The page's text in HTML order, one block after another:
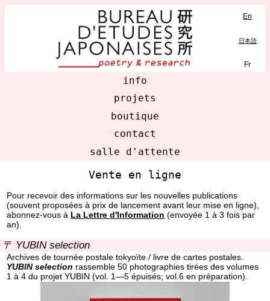
En
日本語
Fr
info
projets
boutique
contact
salle d'attente
Vente en ligne
MENU
Pour recevoir des informations sur les nouvelles publications
(souvent proposées à prix de lancement avant leur mise en ligne),
abonnez-vous à La Lettre d'Information (envoyée 1 à 3 fois par
an).
〒 YUBIN selection
Archives de tournée postale tokyoïte / livre de cartes postales.
YUBIN selection rassemble 50 photographies tirées des volumes
1 à 4 du projet YUBIN (vol. 1—5 épuisés; vol.6 en préparation).